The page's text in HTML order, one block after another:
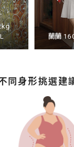
蘭蘭
同身形挑選建